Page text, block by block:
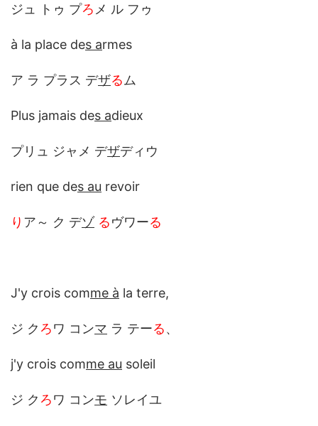
ジュ トゥ プろ メ ル フゥ
à la place des armes
ア ラ プラス デザる ム
Plus jamais des adieux
プリュ ジャメ デザディウ
rien que des au revoir
り ア～ ク デゾ るヴワーる
J'y crois comme à la terre,
ジ ク ろワ コンマ ラ テーる、
j'y crois comme au soleil
ジ ク ろワ コンモ ソレイユ